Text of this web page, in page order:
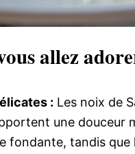
allez
: Les noix de
une douceur
fondante, tandis que